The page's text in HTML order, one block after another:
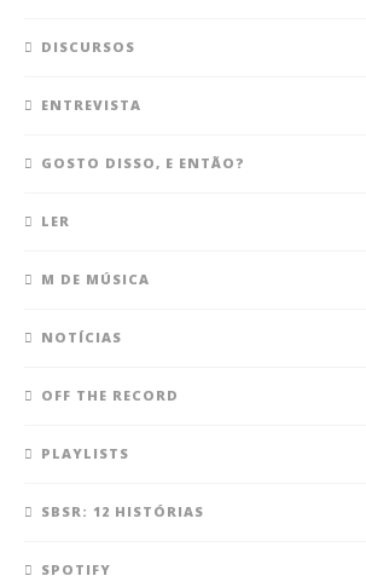
DISCURSOS
ENTREVISTA
GOSTO DISSO, E ENTÃO?
LER
M DE MÚSICA
NOTÍCIAS
OFF THE RECORD
PLAYLISTS
SBSR: 12 HISTÓRIAS
SPOTIFY